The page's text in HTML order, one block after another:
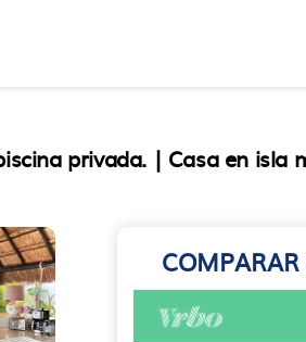
privada. | Casa en isla
COMPARAR